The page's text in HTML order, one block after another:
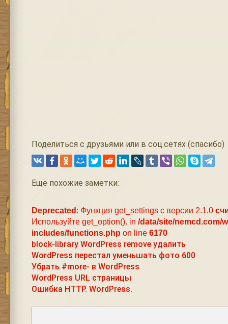
Поделиться с друзьями или в соц.сетях (спасибо)
Ещё похожие заметки:
Deprecated : Функция get_settings с версии 2.1.0
Используйте get_option(). in /data/site/nemcd.com/
includes/functions.php on line 6170
block-library WordPress remove удалить
WordPress перестал уменьшать фото 600
Убрать #more- в WordPress
WordPress URL страницы
Ошибка HTTP. WordPress.